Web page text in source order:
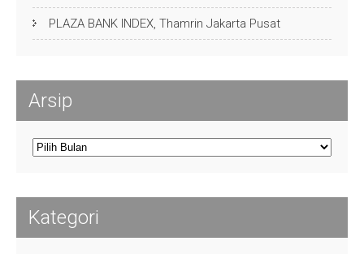
PLAZA BANK INDEX, Thamrin Jakarta Pusat
Arsip
Arsip
Kategori